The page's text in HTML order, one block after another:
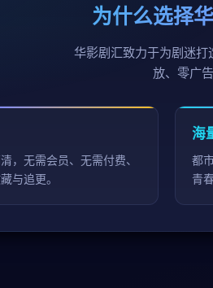
为什么选择
华影剧汇致力于为剧迷
放、零广
，无需会员、无需付费、
与追更。
海
都
青